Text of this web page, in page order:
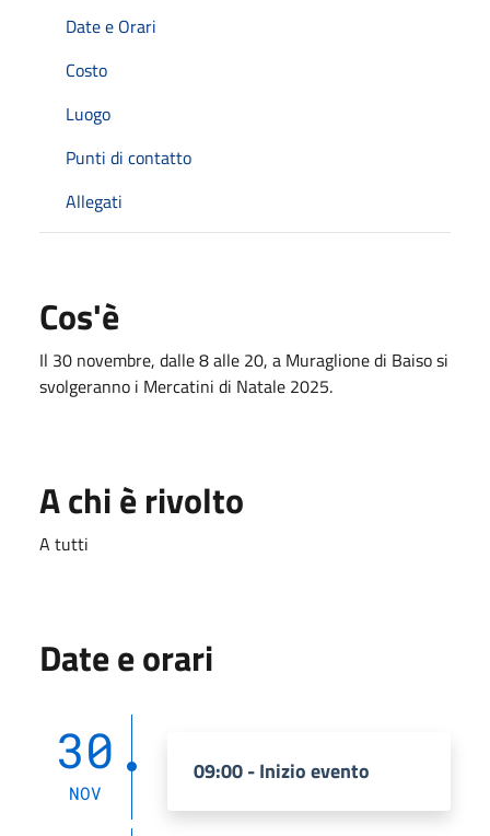
Date e Orari
Costo
Luogo
Punti di contatto
Allegati
Cos'è
Il 30 novembre, dalle 8 alle 20, a Muraglione di Baiso si
svolgeranno i Mercatini di Natale 2025.
A chi è rivolto
A tutti
Date e orari
30
NOV
09:00 - Inizio evento